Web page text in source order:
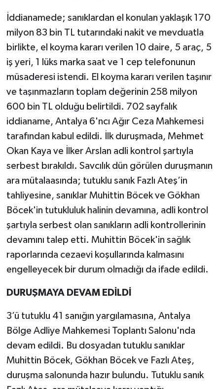
İddianamede; sanıklardan el konulan yaklaşık 170
milyon 83 bin TL tutarındaki nakit ve mevduatla
birlikte, el koyma kararı verilen 10 daire, 5 araç, 5
iş yeri, 1 lüks marka saat ve 1 cep telefonunun
müsaderesi istendi. El koyma kararı verilen taşınır
ve taşınmazların toplam değerinin 258 milyon
600 bin TL olduğu belirtildi. 702 sayfalık
iddianame, Antalya 6'ncı Ağır Ceza Mahkemesi
tarafından kabul edildi. İlk duruşmada, Mehmet
Okan Kaya ve İlker Arslan adli kontrol şartıyla
serbest bırakıldı. Savcılık dün görülen duruşmanın
ara mütalaasında; tutuklu sanık Fazlı Ateş’in
tahliyesine, sanıklar Muhittin Böcek ve Gökhan
Böcek'in tutukluluk halinin devamına, adli kontrol
şartıyla serbest olan sanıkların adli kontrollerinin
devamını talep etti. Muhittin Böcek'in sağlık
raporlarında cezaevi koşullarında kalmasını
engelleyecek bir durum olmadığı da ifade edildi.
DURUŞMAYA DEVAM EDİLDİ
3’ü tutuklu 41 sanığın yargılamasına, Antalya
Bölge Adliye Mahkemesi Toplantı Salonu'nda
devam edildi. Bu dosyadan tutuklu sanıklar
Muhittin Böcek, Gökhan Böcek ve Fazlı Ateş,
duruşma salonunda hazır bulundu. Tutuklu sanık